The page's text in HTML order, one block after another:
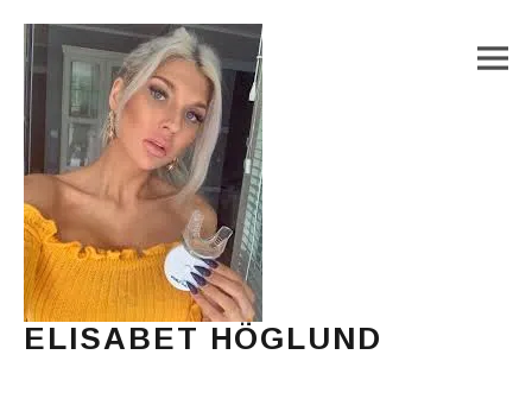
ELISABET HÖGLUND